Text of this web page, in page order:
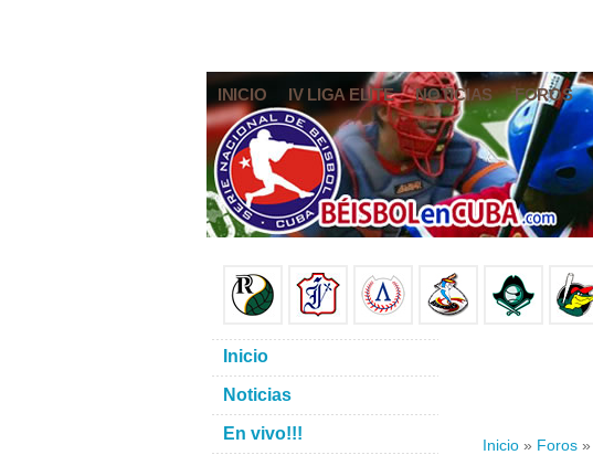
INICIO IV LIGA ELITE NOTICIAS FOROS
Inicio » Foros »
Inicio
Noticias
En vivo!!!